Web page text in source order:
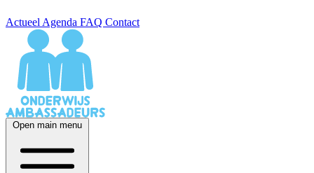
Actueel Agenda FAQ Contact
Open main menu